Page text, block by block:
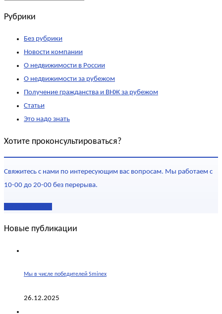
Рубрики
Без рубрики
Новости компании
О недвижимости в России
О недвижимости за рубежом
Получение гражданства и ВНЖ за рубежом
Статьи
Это надо знать
Хотите проконсультироваться?
Свяжитесь с нами по интересующим вас вопросам. Мы работаем с
10-00 до 20-00 без перерыва.
Новые публикации
Мы в числе победителей Sminex
26.12.2025